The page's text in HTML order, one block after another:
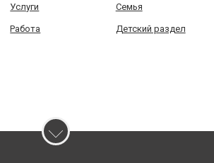
Услуги Семья
Работа Детский раздел